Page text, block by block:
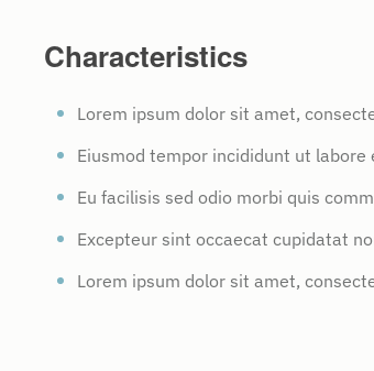
Characteristics
Lorem ipsum dolor sit amet,
Eiusmod tempor incididunt ut labore
Eu facilisis sed odio morbi quis
Excepteur sint occaecat cupidatat
Lorem ipsum dolor sit amet,